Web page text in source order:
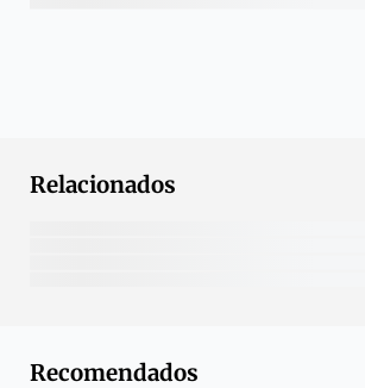
Relacionados
Recomendados